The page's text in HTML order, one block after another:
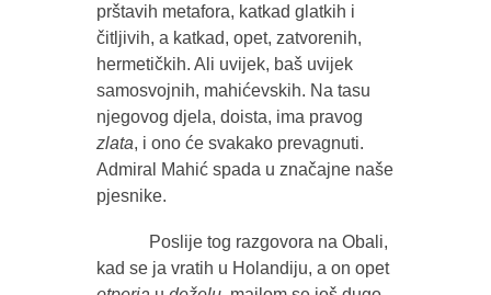
prštavih metafora, katkad glatkih i
čitljivih, a katkad, opet, zatvorenih,
hermetičkih. Ali uvijek, baš uvijek
samosvojnih, mahićevskih. Na tasu
njegovog djela, doista, ima pravog
zlata, i ono će svakako prevagnuti.
Admiral Mahić spada u značajne naše
pjesnike.
Poslije tog razgovora na Obali,
kad se ja vratih u Holandiju, a on opet